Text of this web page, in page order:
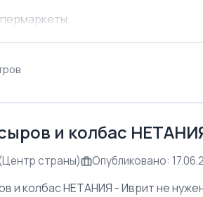
и колбас
страны) Опубликовано:
и колбас НЕТАНИЯ - Иврит не